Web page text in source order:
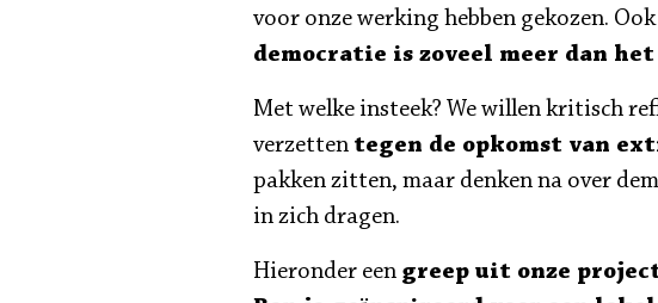
voor onze werking hebben gekozen.
democratie is zoveel meer dan
Met welke insteek? We willen kritisch
verzetten tegen de opkomst van
pakken zitten, maar denken na over
in zich dragen.
Hieronder een greep uit onze